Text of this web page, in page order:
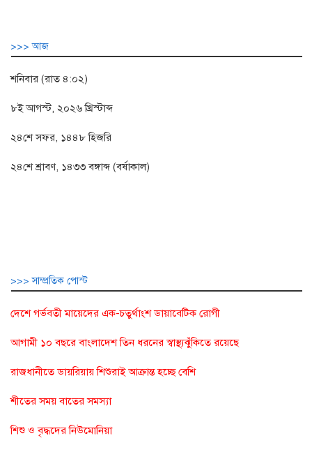
>>> আজ
শনিবার (রাত ৪:০২)
৮ই আগস্ট, ২০২৬ খ্রিস্টাব্দ
২৪শে সফর, ১৪৪৮ হিজরি
২৪শে শ্রাবণ, ১৪৩৩ বঙ্গাব্দ (বর্ষাকাল)
>>> সাম্প্রতিক পোস্ট
দেশে গর্ভবতী মায়েদের এক-চতুর্থাংশ ডায়াবেটিক রোগী
আগামী ১০ বছরে বাংলাদেশ তিন ধরনের স্বাস্থ্যঝুঁকিতে রয়েছে
রাজধানীতে ডায়রিয়ায় শিশুরাই আক্রান্ত হচ্ছে বেশি
শীতের সময় বাতের সমস্যা
শিশু ও বৃদ্ধদের নিউমোনিয়া